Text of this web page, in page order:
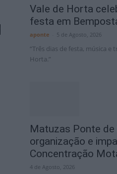
Vale de Horta
festa em
aponte 5 de Agosto, 2026
“Três dias de festa, música e
Horta.”
Matuzas Ponte de
organização e
Concentração
4 de Agosto, 2026